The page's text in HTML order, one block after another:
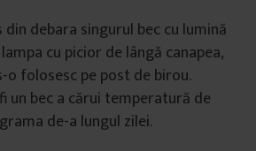
din debara singurul bec cu lumină
cu picior de lângă canapea,
o folosesc pe post de birou.
un bec a cărui temperatură de
de-a lungul zilei.